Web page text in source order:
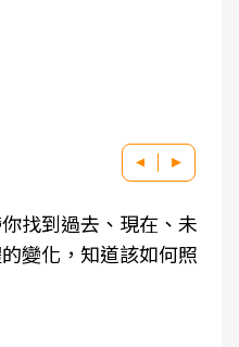
找到過去、現在、未
變化，知道該如何照